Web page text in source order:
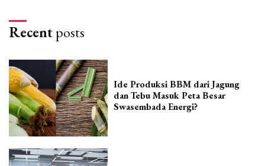
Recentposts
Ide Produksi BBM dari Jagung
dan Tebu Masuk Peta Besar
Swasembada Energi?